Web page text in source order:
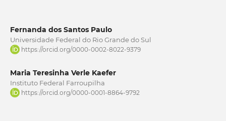
Fernanda dos Santos Paulo
Universidade Federal do Rio Grande do Sul
https://orcid.org/0000-0002-8022-9379
Maria Teresinha Verle Kaefer
Instituto Federal Farroupilha
https://orcid.org/0000-0001-8864-9792